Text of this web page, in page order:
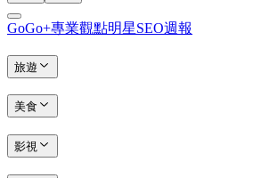
GoGo+專業觀點明星SEO週報
旅遊
美食
影視